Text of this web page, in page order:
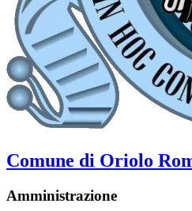
Comune di Oriolo
Amministrazione